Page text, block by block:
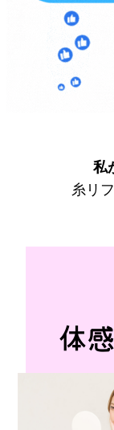
私
糸リ